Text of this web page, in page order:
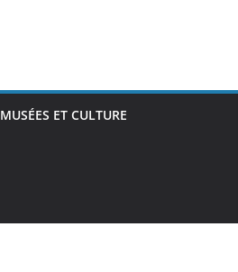
MUSÉES ET CULTURE